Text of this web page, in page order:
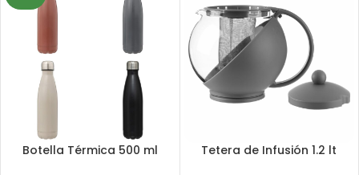
Botella Térmica 500 ml Tetera de Infusión 1.2 lt